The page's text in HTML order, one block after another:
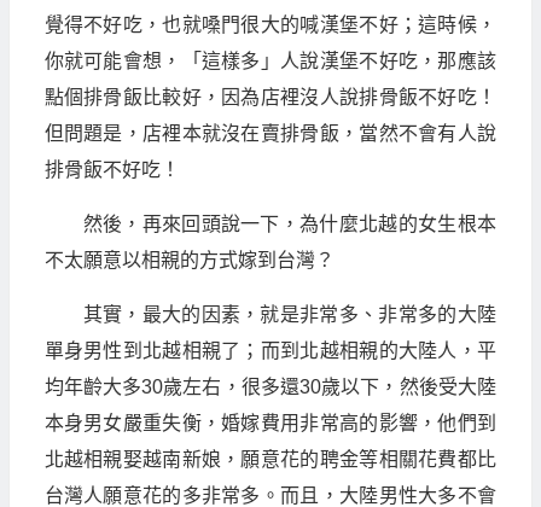
覺得不好吃，也就嗓門很大的喊漢堡不好；這時候，
你就可能會想，「這樣多」人說漢堡不好吃，那應該
點個排骨飯比較好，因為店裡沒人說排骨飯不好吃！
但問題是，店裡本就沒在賣排骨飯，當然不會有人說
排骨飯不好吃！
然後，再來回頭說一下，為什麼北越的女生根本
不太願意以相親的方式嫁到台灣？
其實，最大的因素，就是非常多、非常多的大陸
單身男性到北越相親了；而到北越相親的大陸人，平
均年齡大多30歲左右，很多還30歲以下，然後受大陸
本身男女嚴重失衡，婚嫁費用非常高的影響，他們到
北越相親娶越南新娘，願意花的聘金等相關花費都比
台灣人願意花的多非常多。而且，大陸男性大多不會